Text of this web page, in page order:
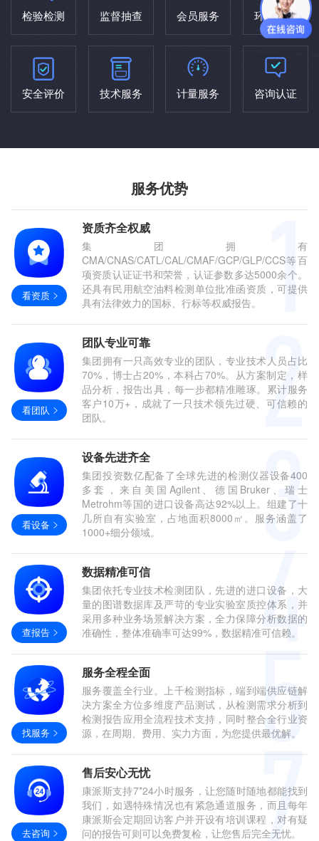
检验检测 监督抽查 会员服务 环评治理
安全评价 技术服务 计量服务 咨询认证
服务优势
看资质
资质齐全权威
集团拥有
CMA/CNAS/CATL/CAL/CMAF/GCP/GLP/CCS等百
项资质认证证书和荣誉，认证参数多达5000余个。
还具有民用航空油料检测单位批准函资质，可提供
具有法律效力的国标、行标等权威报告。
看团队
团队专业可靠
集团拥有一只高效专业的团队，专业技术人员占比
70%，博士占20%，本科占70%。从方案制定，样
品分析，报告出具，每一步都精准雕琢。累计服务
客户10万+，成就了一只技术领先过硬、可信赖的
团队。
看设备
设备先进齐全
集团投资数亿配备了全球先进的检测仪器设备400
多套，来自美国Agilent、德国Bruker、瑞士
Metrohm等国的进口设备高达92%以上。组建了十
几所自有实验室，占地面积8000㎡。服务涵盖了
1000+细分领域。
查报告
数据精准可信
集团依托专业技术检测团队，先进的进口设备，大
量的图谱数据库及严苛的专业实验室质控体系，并
采用多种业务场景解决方案，全力保障分析数据的
准确性，整体准确率可达99%，数据精准可信赖。
找服务
服务全程全面
服务覆盖全行业。上千检测指标，端到端供应链解
决方案全方位多维度产品测试，从检测需求分析到
检测报告应用全流程技术支持，同时整合全行业资
源，在周期、费用、实力方面，为您提供最优解。
去咨询
售后安心无忧
康派斯支持7*24小时服务，让您随时随地都能找到
我们，如遇特殊情况也有紧急通道服务，而且每年
康派斯会定期回访客户并开设有培训课程，对有疑
问的报告可则可以免费复检，让您售后完全无忧。